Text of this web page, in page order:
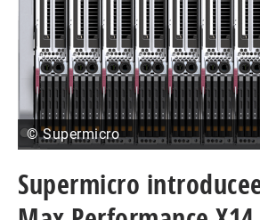
© Supermicro
Supermicro